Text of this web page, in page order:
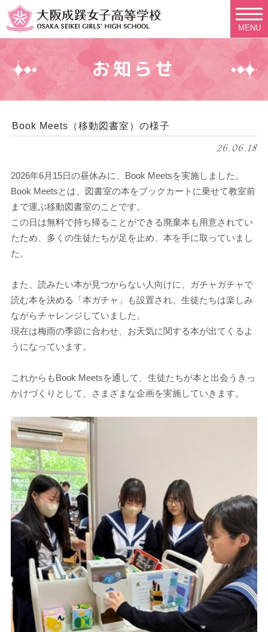
MENU
お知らせ
Book Meets（移動図書室）の様子
26.06.18
2026年6月15日の昼休みに、Book Meetsを実施しました。
Book Meetsとは、図書室の本をブックカートに乗せて教室前
まで運ぶ移動図書室のことです。
この日は無料で持ち帰ることができる廃棄本も用意されてい
たため、多くの生徒たちが足を止め、本を手に取っていまし
た。
また、読みたい本が見つからない人向けに、ガチャガチャで
読む本を決める「本ガチャ」も設置され、生徒たちは楽しみ
ながらチャレンジしていました。
現在は梅雨の季節に合わせ、お天気に関する本が出てくるよ
うになっています。
これからもBook Meetsを通して、生徒たちが本と出会うきっ
かけづくりとして、さまざまな企画を実施していきます。